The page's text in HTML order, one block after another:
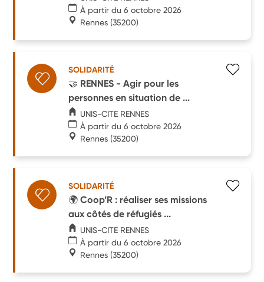
À partir du 6 octobre 2026
Rennes (35200)
SOLIDARITÉ
🤝 RENNES - Agir pour les
personnes en situation de ...
UNIS-CITE RENNES
À partir du 6 octobre 2026
Rennes (35200)
SOLIDARITÉ
🌍 Coop’R : réaliser ses missions
aux côtés de réfugiés ...
UNIS-CITE RENNES
À partir du 6 octobre 2026
Rennes (35200)